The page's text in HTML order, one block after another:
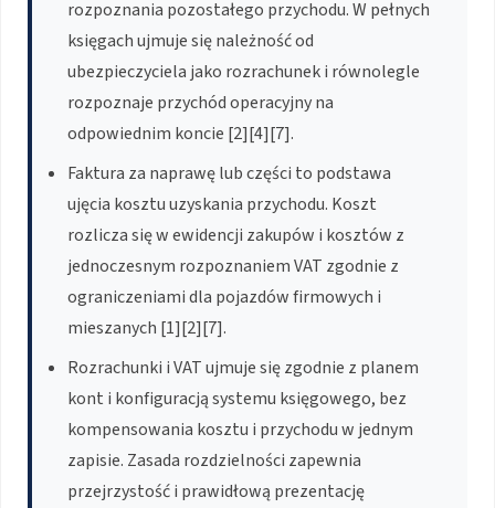
rozpoznania pozostałego przychodu. W pełnych
księgach ujmuje się należność od
ubezpieczyciela jako rozrachunek i równolegle
rozpoznaje przychód operacyjny na
odpowiednim koncie [2][4][7].
Faktura za naprawę lub części to podstawa
ujęcia kosztu uzyskania przychodu. Koszt
rozlicza się w ewidencji zakupów i kosztów z
jednoczesnym rozpoznaniem VAT zgodnie z
ograniczeniami dla pojazdów firmowych i
mieszanych [1][2][7].
Rozrachunki i VAT ujmuje się zgodnie z planem
kont i konfiguracją systemu księgowego, bez
kompensowania kosztu i przychodu w jednym
zapisie. Zasada rozdzielności zapewnia
przejrzystość i prawidłową prezentację